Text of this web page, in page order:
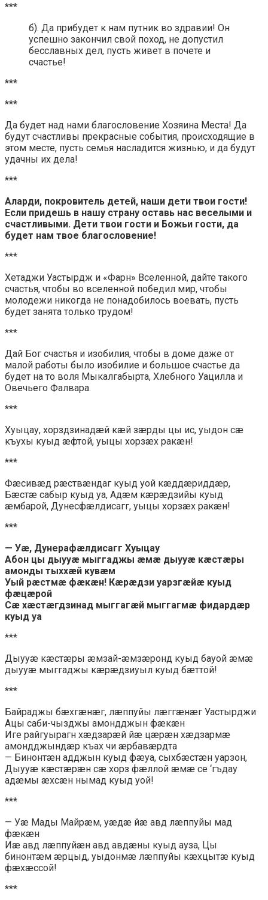
***
б). Да прибудет к нам путник во здравии! Он
успешно закончил свой поход, не допустил
бесславных дел, пусть живет в почете и
счастье!
***
***
Да будет над нами благословение Хозяина Места! Да
будут счастливы прекрасные события, происходящие в
этом месте, пусть семья насладится жизнью, и да будут
удачны их дела!
***
Аларди, покровитель детей, наши дети твои гости!
Если придешь в нашу страну оставь нас веселыми и
счастливыми. Дети твои гости и Божьи гости, да
будет нам твое благословение!
***
Хетаджи Уастырдж и «Фарн» Вселенной, дайте такого
счастья, чтобы во вселенной победил мир, чтобы
молодежи никогда не понадобилось воевать, пусть
будет занята только трудом!
***
Дай Бог счастья и изобилия, чтобы в доме даже от
малой работы было изобилие и большое счастье да
будет на то воля Мыкалгабырта, Хлебного Уацилла и
Овечьего Фалвара.
***
Хуыцау, хорздзинадæй кæй зæрды цы ис, уыдон сæ
къухы куыд æфтой, уыцы хорзæх ракæн!
***
Фæсивæд рæствæндаг куыд уой кæддæриддæр,
Бæстæ сабыр куыд уа, Адæм кæрæдзийы куыд
æмбарой, Дунесфæлдисагг, уыцы хорзæх ракæн!
***
— Уæ, Дунерафæлдисагг Хуыцау
Абон цы дыууæ мыггаджы æмæ дыууæ кæстæры
амонды тыххæй кувæм
Уый рæстмæ фæкæн! Кæрæдзи уарзгæйæ куыд
фæцæрой
Сæ хæстæгдзинад мыггагæй мыггагмæ фидардæр
куыд уа
***
Дыууæ кæстæры æмзай-æмзæронд куыд бауой æмæ
дыууæ мыггаджы кæрæдзиуыл куыд бæттой!
***
Байраджы бæхгæнæг, лæппуйы лæггæнæг Уастырджи
Ацы саби-чызджы амондджын фæкæн
Иге райгуырагн хæдзарæй йæ цæрæн хæдзармæ
амондджындæр къах чи æрбавæрдта
— Бинонтæн адджын куыд фæуа, сыхбæстæн уарзон,
Дыууæ кæстæрæн сæ хорз фæллой æмæ се ‘гъдау
адæмы æхсæн нымад куыд уой!
***
— Уæ Мады Майрæм, уæдæ йæ авд лæппуйы мад
фæкæн
Иæ авд лæппуйæн авд авдæны куыд ауза, Цы
бинонтæм æрцыд, уыдонмæ лæппуйы кæхцытæ куыд
фæхæссой!
***